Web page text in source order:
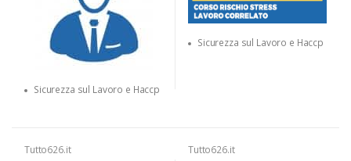
Sicurezza sul Lavoro e Haccp
Sicurezza sul Lavoro e Haccp
Tutto626.it
Tutto626.it